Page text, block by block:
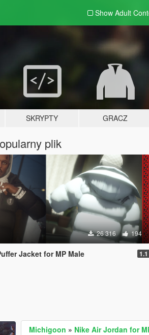
Show Adult
SKRYPTY GRACZ
plik
26 316 194
Jacket for MP Male 1.1
Michigoon » Nike Air Jordan for